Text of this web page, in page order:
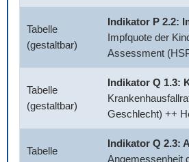
Tabelle
(gestaltbar)
Indikator P 2.2:
Impfquote der
Assessment
Tabelle
(gestaltbar)
Indikator Q 1.3:
Geschlecht) ++
Tabelle
Indikator Q 2.3:
Angemessenheit